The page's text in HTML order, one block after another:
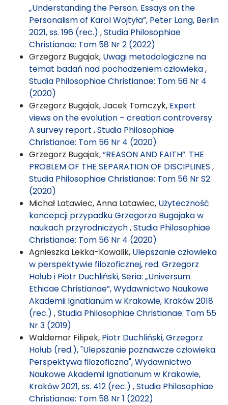
„Understanding the Person. Essays on the
Personalism of Karol Wojtyła”, Peter Lang, Berlin
2021, ss. 196 (rec.) ,Studia Philosophiae
Christianae: Tom 58 Nr 2 (2022)
Grzegorz Bugajak, Uwagi metodologiczne na
temat badań nad pochodzeniem człowieka,
Studia Philosophiae Christianae: Tom 56 Nr 4
(2020)
Grzegorz Bugajak, Jacek Tomczyk, Expert
views on the evolution – creation controversy.
A survey report ,Studia Philosophiae
Christianae: Tom 56 Nr 4 (2020)
Grzegorz Bugajak,“REASON AND FAITH”. THE
PROBLEM OF THE SEPARATION OF DISCIPLINES ,
Studia Philosophiae Christianae: Tom 56 Nr S2
(2020)
Michał Latawiec, Anna Latawiec, Użyteczność
koncepcji przypadku Grzegorza Bugajaka w
naukach przyrodniczych,Studia Philosophiae
Christianae: Tom 56 Nr 4 (2020)
Agnieszka Lekka-Kowalik, Ulepszanie człowieka
w perspektywie filozoficznej, red. Grzegorz
Hołub i Piotr Duchliński, Seria: „Universum
Ethicae Christianae”, Wydawnictwo Naukowe
Akademii Ignatianum w Krakowie, Kraków 2018
(rec.) ,Studia Philosophiae Christianae: Tom 55
Nr 3 (2019)
Waldemar Filipek, Piotr Duchliński, Grzegorz
Hołub (red.), "Ulepszanie poznawcze człowieka.
Perspektywa filozoficzna", Wydawnictwo
Naukowe Akademii Ignatianum w Krakowie,
Kraków 2021, ss. 412 (rec.) ,Studia Philosophiae
Christianae: Tom 58 Nr 1 (2022)